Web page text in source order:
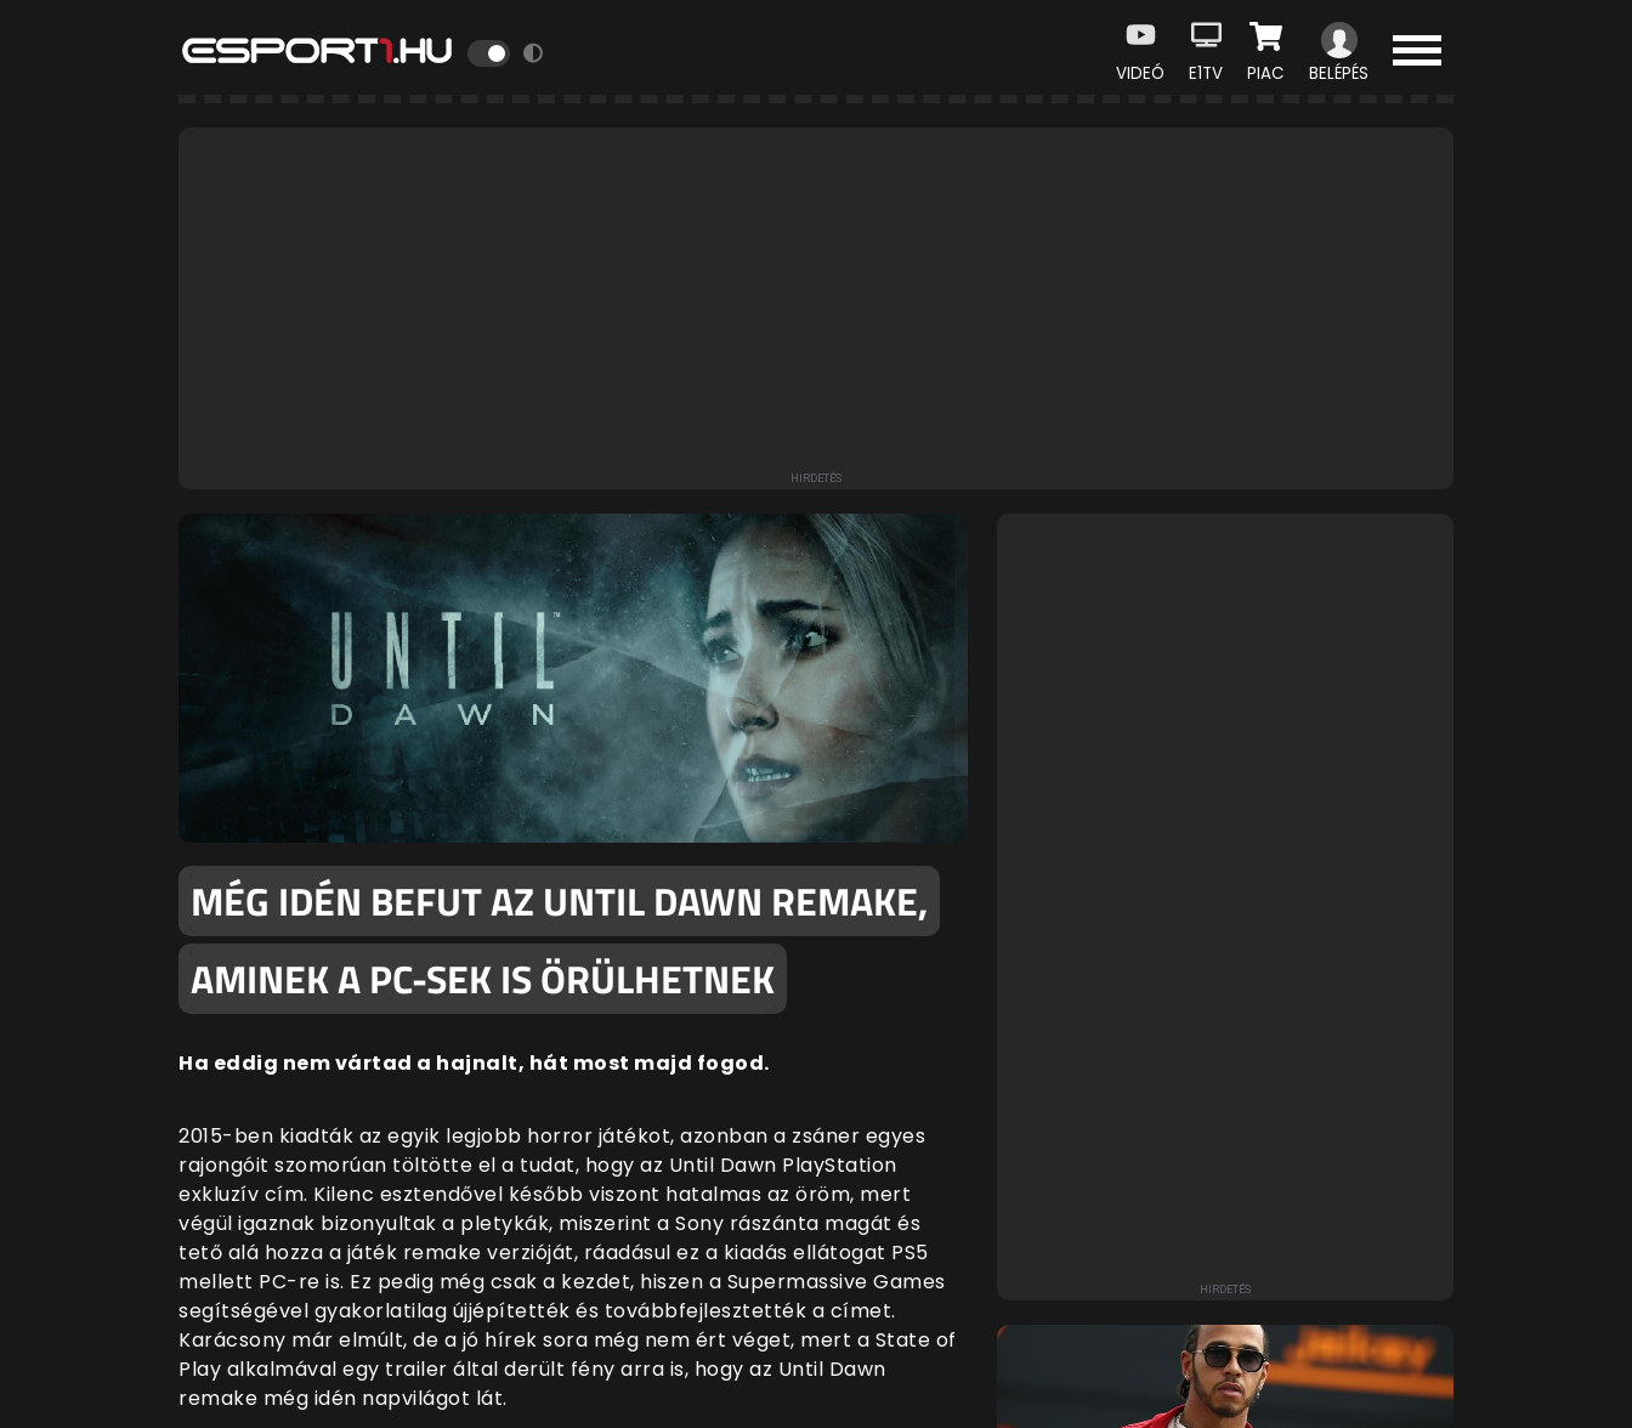
VIDEÓ E1TV PIAC BELÉPÉS
MÉG IDÉN BEFUT AZ UNTIL DAWN REMAKE,
AMINEK A PC-SEK IS ÖRÜLHETNEK
Ha eddig nem vártad a hajnalt, hát most majd fogod.
2015-ben kiadták az egyik legjobb horror játékot, azonban a zsáner egyes
rajongóit szomorúan töltötte el a tudat, hogy az Until Dawn PlayStation
exkluzív cím. Kilenc esztendővel később viszont hatalmas az öröm, mert
végül igaznak bizonyultak a pletykák, miszerint a Sony rászánta magát és
tető alá hozza a játék remake verzióját, ráadásul ez a kiadás ellátogat PS5
mellett PC-re is. Ez pedig még csak a kezdet, hiszen a Supermassive Games
segítségével gyakorlatilag újjépítették és továbbfejlesztették a címet.
Karácsony már elmúlt, de a jó hírek sora még nem ért véget, mert a State of
Play alkalmával egy trailer által derült fény arra is, hogy az Until Dawn
remake még idén napvilágot lát.